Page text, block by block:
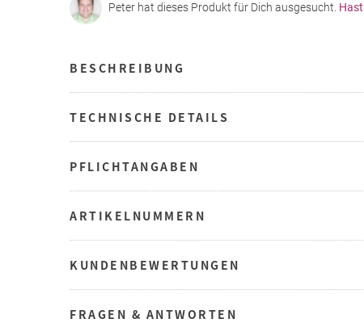
Peter hat dieses Produkt für Dich ausgesucht.
BESCHREIBUNG
TECHNISCHE DETAILS
PFLICHTANGABEN
ARTIKELNUMMERN
KUNDENBEWERTUNGEN
FRAGEN & ANTWORTEN